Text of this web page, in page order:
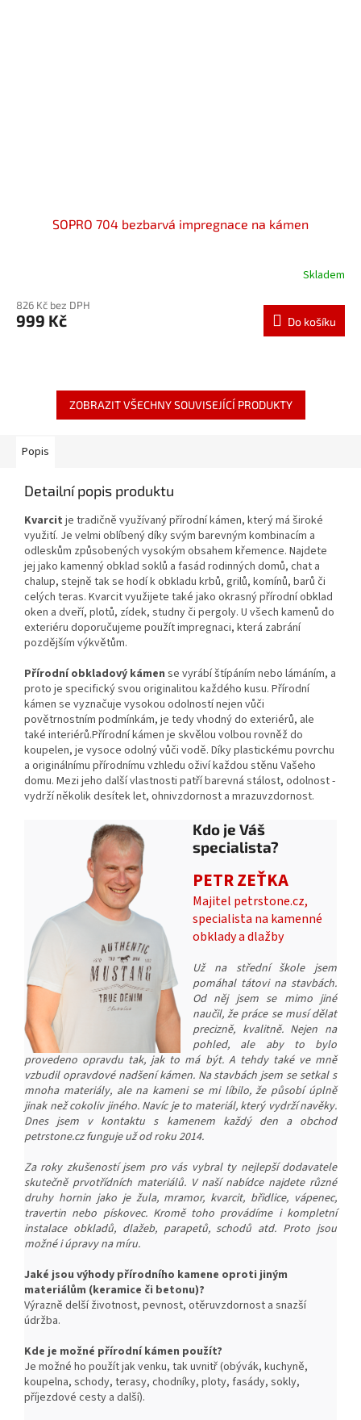
SOPRO 704 bezbarvá impregnace na kámen
Skladem
826 Kč bez DPH
999 Kč Do košíku
ZOBRAZIT VŠECHNY SOUVISEJÍCÍ PRODUKTY
Popis
Detailní popis produktu
Kvarcit je tradičně využívaný přírodní kámen, který má široké
využití. Je velmi oblíbený díky svým barevným kombinacím a
odleskům způsobených vysokým obsahem křemence. Najdete
jej jako kamenný obklad soklů a fasád rodinných domů, chat a
chalup, stejně tak se hodí k obkladu krbů, grilů, komínů, barů či
celých teras. Kvarcit využijete také jako okrasný přírodní obklad
oken a dveří, plotů, zídek, studny či pergoly. U všech kamenů do
exteriéru doporučujeme použít impregnaci, která zabrání
pozdějším výkvětům.
Přírodní obkladový kámen se vyrábí štípáním nebo lámáním, a
proto je specifický svou originalitou každého kusu. Přírodní
kámen se vyznačuje vysokou odolností nejen vůči
povětrnostním podmínkám, je tedy vhodný do exteriérů, ale
také interiérů.Přírodní kámen je skvělou volbou rovněž do
koupelen, je vysoce odolný vůči vodě. Díky plastickému povrchu
a originálnímu přírodnímu vzhledu oživí každou stěnu Vašeho
domu. Mezi jeho další vlastnosti patří barevná stálost, odolnost -
vydrží několik desítek let, ohnivzdornost a mrazuvzdornost.
Kdo je Váš
specialista?
PETR ZEŤKA
Majitel petrstone.cz,
specialista na kamenné
obklady a dlažby
Už na střední škole jsem
pomáhal tátovi na stavbách.
Od něj jsem se mimo jiné
naučil, že práce se musí dělat
precizně, kvalitně. Nejen na
pohled, ale aby to bylo
provedeno opravdu tak, jak to má být. A tehdy také ve mně
vzbudil opravdové nadšení kámen. Na stavbách jsem se setkal s
mnoha materiály, ale na kameni se mi líbilo, že působí úplně
jinak než cokoliv jiného. Navíc je to materiál, který vydrží navěky.
Dnes jsem v kontaktu s kamenem každý den a obchod
petrstone.cz funguje už od roku 2014.
Za roky zkušeností jsem pro vás vybral ty nejlepší dodavatele
skutečně prvotřídních materiálů. V naší nabídce najdete různé
druhy hornin jako je žula, mramor, kvarcit, břidlice, vápenec,
travertin nebo pískovec. Kromě toho provádíme i kompletní
instalace obkladů, dlažeb, parapetů, schodů atd. Proto jsou
možné i úpravy na míru.
Jaké jsou výhody přírodního kamene oproti jiným
materiálům (keramice či betonu)?
Výrazně delší životnost, pevnost, otěruvzdornost a snazší
údržba.
Kde je možné přírodní kámen použít?
Je možné ho použít jak venku, tak uvnitř (obývák, kuchyně,
koupelna, schody, terasy, chodníky, ploty, fasády, sokly,
příjezdové cesty a další).